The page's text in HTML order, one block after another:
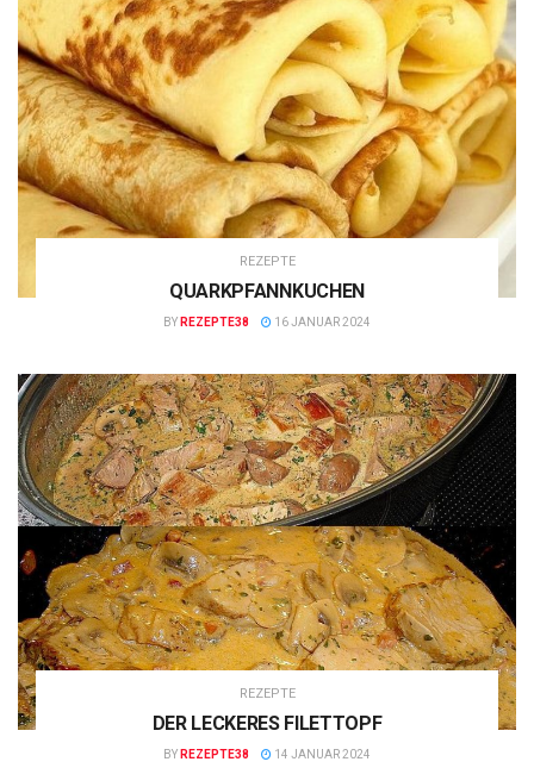
REZEPTE
QUARKPFANNKUCHEN
BY REZEPTE38 16 JANUAR 2024
REZEPTE
DER LECKERES FILETTOPF
BY REZEPTE38 14 JANUAR 2024